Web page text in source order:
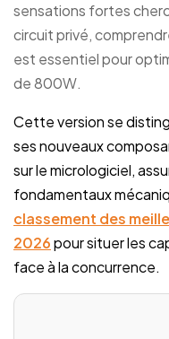
sensations fortes
circuit privé,
est essentiel pour
de 800W.
Cette version se
ses nouveaux
sur le micrologiciel,
fondamentaux
classement des
2026pour situer les
face à la concurrence.